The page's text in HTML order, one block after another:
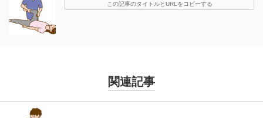
この記事のタイトルとURLをコピーする
関連記事